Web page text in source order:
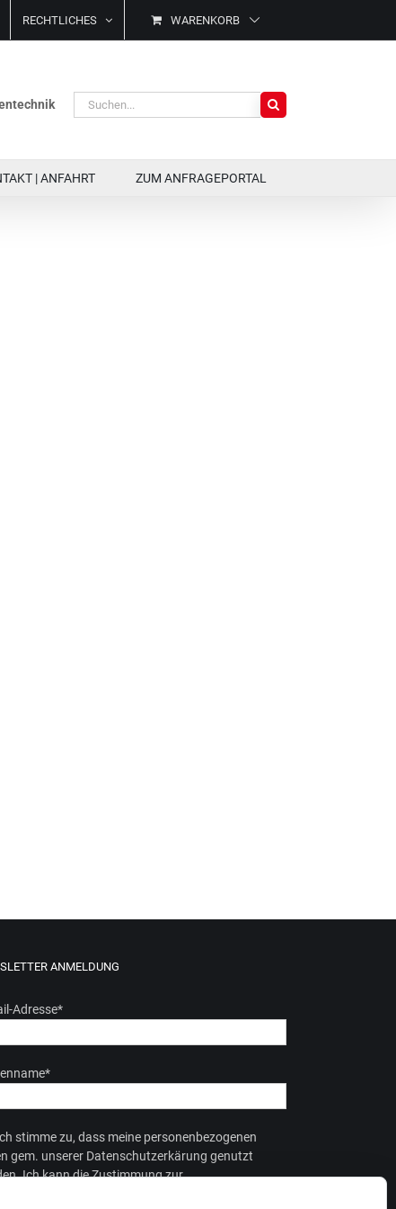
RECHTLICHES WARENKORB
Suche
nach:
| ANFAHRT ZUM ANFRAGEPORTAL
ANMELDUNG
Adresse*
*
stimme zu, dass meine personenbezogenen
gem. unserer Datenschutzerkärung genutzt
Ich kann die Zustimmung zur